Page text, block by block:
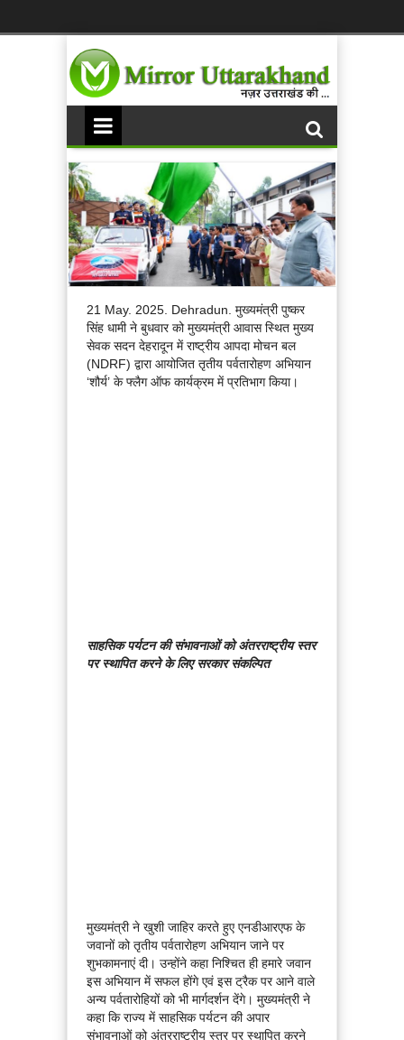
21 May. 2025. Dehradun. मुख्यमंत्री पुष्कर
सिंह धामी ने बुधवार को मुख्यमंत्री आवास स्थित मुख्य
सेवक सदन देहरादून में राष्ट्रीय आपदा मोचन बल
(NDRF) द्वारा आयोजित तृतीय पर्वतारोहण अभियान
‘शौर्य’ के फ्लैग ऑफ कार्यक्रम में प्रतिभाग किया।
साहसिक पर्यटन की संभावनाओं को अंतरराष्ट्रीय स्तर
पर स्थापित करने के लिए सरकार संकल्पित
मुख्यमंत्री ने खुशी जाहिर करते हुए एनडीआरएफ के
जवानों को तृतीय पर्वतारोहण अभियान जाने पर
शुभकामनाएं दी। उन्होंने कहा निश्चित ही हमारे जवान
इस अभियान में सफल होंगे एवं इस ट्रैक पर आने वाले
अन्य पर्वतारोहियों को भी मार्गदर्शन देंगे। मुख्यमंत्री ने
कहा कि राज्य में साहसिक पर्यटन की अपार
संभावनाओं को अंतरराष्ट्रीय स्तर पर स्थापित करने